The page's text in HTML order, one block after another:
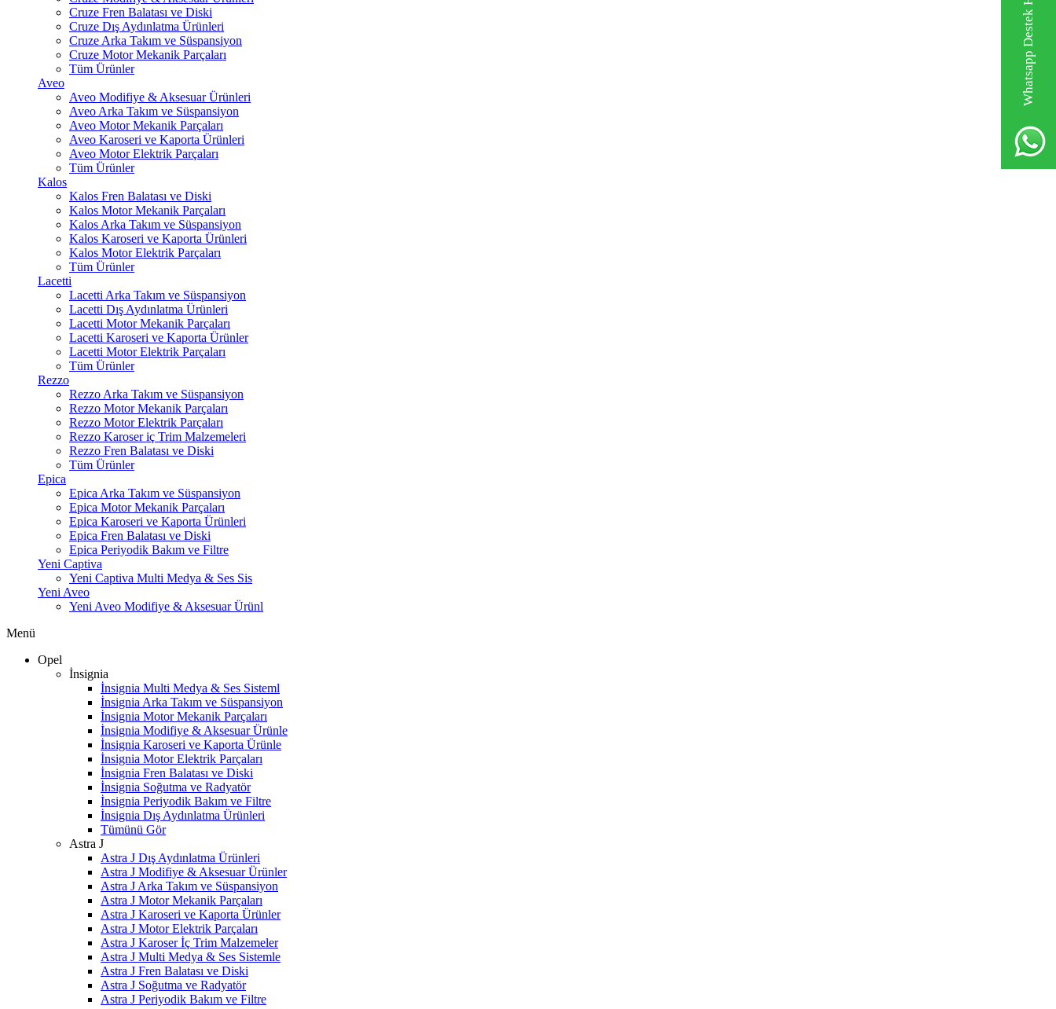
Whatsapp Destek Hattı
Cruze Fren Balatası ve Diski
Cruze Dış Aydınlatma Ürünleri
Cruze Arka Takım ve Süspansiyon
Cruze Motor Mekanik Parçaları
Tüm Ürünler
Aveo
Aveo Modifiye & Aksesuar Ürünleri
Aveo Arka Takım ve Süspansiyon
Aveo Motor Mekanik Parçaları
Aveo Karoseri ve Kaporta Ürünleri
Aveo Motor Elektrik Parçaları
Tüm Ürünler
Kalos
Kalos Fren Balatası ve Diski
Kalos Motor Mekanik Parçaları
Kalos Arka Takım ve Süspansiyon
Kalos Karoseri ve Kaporta Ürünleri
Kalos Motor Elektrik Parçaları
Tüm Ürünler
Lacetti
Lacetti Arka Takım ve Süspansiyon
Lacetti Dış Aydınlatma Ürünleri
Lacetti Motor Mekanik Parçaları
Lacetti Karoseri ve Kaporta Ürünler
Lacetti Motor Elektrik Parçaları
Tüm Ürünler
Rezzo
Rezzo Arka Takım ve Süspansiyon
Rezzo Motor Mekanik Parçaları
Rezzo Motor Elektrik Parçaları
Rezzo Karoser iç Trim Malzemeleri
Rezzo Fren Balatası ve Diski
Tüm Ürünler
Epica
Epica Arka Takım ve Süspansiyon
Epica Motor Mekanik Parçaları
Epica Karoseri ve Kaporta Ürünleri
Epica Fren Balatası ve Diski
Epica Periyodik Bakım ve Filtre
Yeni Captiva
Yeni Captiva Multi Medya & Ses Sis
Yeni Aveo
Yeni Aveo Modifiye & Aksesuar Ürünl
Menü
Opel
İnsignia
İnsignia Multi Medya & Ses Sisteml
İnsignia Arka Takım ve Süspansiyon
İnsignia Motor Mekanik Parçaları
İnsignia Modifiye & Aksesuar Ürünle
İnsignia Karoseri ve Kaporta Ürünle
İnsignia Motor Elektrik Parçaları
İnsignia Fren Balatası ve Diski
İnsignia Soğutma ve Radyatör
İnsignia Periyodik Bakım ve Filtre
İnsignia Dış Aydınlatma Ürünleri
Tümünü Gör
Astra J
Astra J Dış Aydınlatma Ürünleri
Astra J Modifiye & Aksesuar Ürünler
Astra J Arka Takım ve Süspansiyon
Astra J Motor Mekanik Parçaları
Astra J Karoseri ve Kaporta Ürünler
Astra J Motor Elektrik Parçaları
Astra J Karoser İç Trim Malzemeler
Astra J Multi Medya & Ses Sistemle
Astra J Fren Balatası ve Diski
Astra J Soğutma ve Radyatör
Astra J Periyodik Bakım ve Filtre